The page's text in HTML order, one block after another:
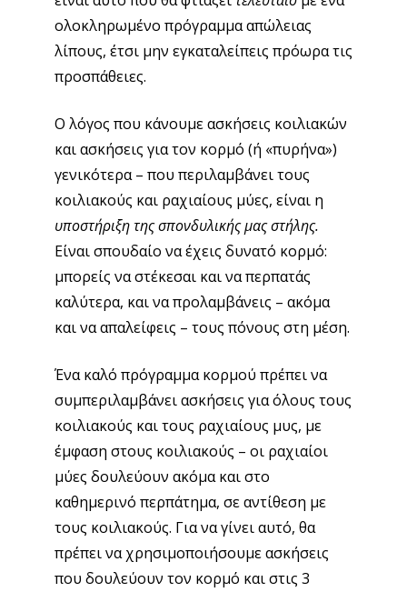
ολοκληρωμένο πρόγραμμα απώλειας
λίπους, έτσι μην εγκαταλείπεις πρόωρα τις
προσπάθειες.
Ο λόγος που κάνουμε ασκήσεις κοιλιακών
και ασκήσεις για τον κορμό (ή «πυρήνα»)
γενικότερα – που περιλαμβάνει τους
κοιλιακούς και ραχιαίους μύες, είναι η
υποστήριξη της σπονδυλικής μας στήλης.
Είναι σπουδαίο να έχεις δυνατό κορμό:
μπορείς να στέκεσαι και να περπατάς
καλύτερα, και να προλαμβάνεις – ακόμα
και να απαλείφεις – τους πόνους στη μέση.
Ένα καλό πρόγραμμα κορμού πρέπει να
συμπεριλαμβάνει ασκήσεις για όλους τους
κοιλιακούς και τους ραχιαίους μυς, με
έμφαση στους κοιλιακούς – οι ραχιαίοι
μύες δουλεύουν ακόμα και στο
καθημερινό περπάτημα, σε αντίθεση με
τους κοιλιακούς. Για να γίνει αυτό, θα
πρέπει να χρησιμοποιήσουμε ασκήσεις
που δουλεύουν τον κορμό και στις 3